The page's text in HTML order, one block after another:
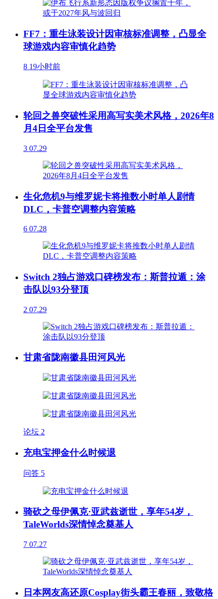
FF7：重生泳装设计因审核标准调整，凸显全
球游戏内容审慎化趋势
8 19小时前
轮回之兽突破性采用高写实美术风格，2026年8
月4日全平台发售
3 07.29
生化危机9与维罗妮卡将推数小时单人剧情
DLC，卡普空调整内容策略
6 07.28
Switch 2独占游戏口碑榜发布：斯普拉遁：涂
击队以93分登顶
2 07.29
甘肃省陇南徽县田河风光
论坛 2
充电宝押金什么时候退
问答 5
骑砍之母伊佩克·亚武兹逝世，享年54岁，
TaleWorlds深情悼念奠基人
7 07.27
日本网友高还原Cosplay街头霸王春丽，致敬格